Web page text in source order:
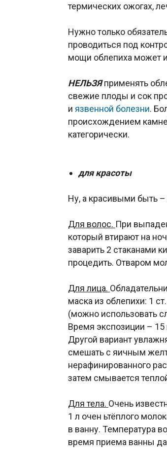
термических ожогах,
Нужно только
проводиться под
мощи облепиха может и
НЕЛЬЗЯприменять
свежие плоды и сок
и язвенной болезни.
происхождением
категорически.
для красоты
Ну, а красивыми быть –
Для волос. При
который втирают на
заварить 2 стаканами
процедить. Отваром
Для лица.
маска из облепихи: 1
(можно использовать
Время экспозиции – 15
Другой вариант
смешать с яичным
нерафинированного
затем смывается
Для тела. Очень
1 л очен ьтёплого
в ванну. Температура
время приема ванны